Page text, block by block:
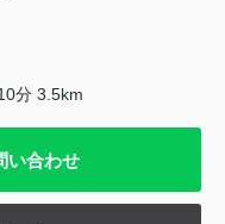
分 3.5km
い合わせ